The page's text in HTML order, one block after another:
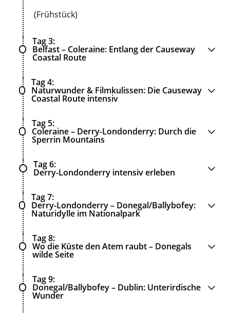
(Frühstück)
Tag 3
Belfast – Coleraine: Entlang der Causeway
Coastal Route
Tag 4
Naturwunder & Filmkulissen: Die Causeway
Coastal Route intensiv
Tag 5
Coleraine – Derry-Londonderry: Durch die
Sperrin Mountains
Tag 6
Derry-Londonderry intensiv erleben
Tag 7
Derry-Londonderry – Donegal/Ballybofey:
Naturidylle im Nationalpark
Tag 8
Wo die Küste den Atem raubt – Donegals
wilde Seite
Tag 9
Donegal/Ballybofey – Dublin: Unterirdische
Wunder